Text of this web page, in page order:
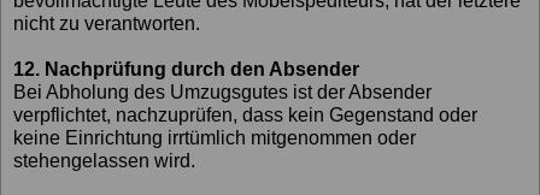
nicht zu verantworten.
12. Nachprüfung durch den Absender
Bei Abholung des Umzugsgutes ist der Absender
verpflichtet, nachzuprüfen, dass kein Gegenstand oder
keine Einrichtung irrtümlich mitgenommen oder
stehengelassen wird.